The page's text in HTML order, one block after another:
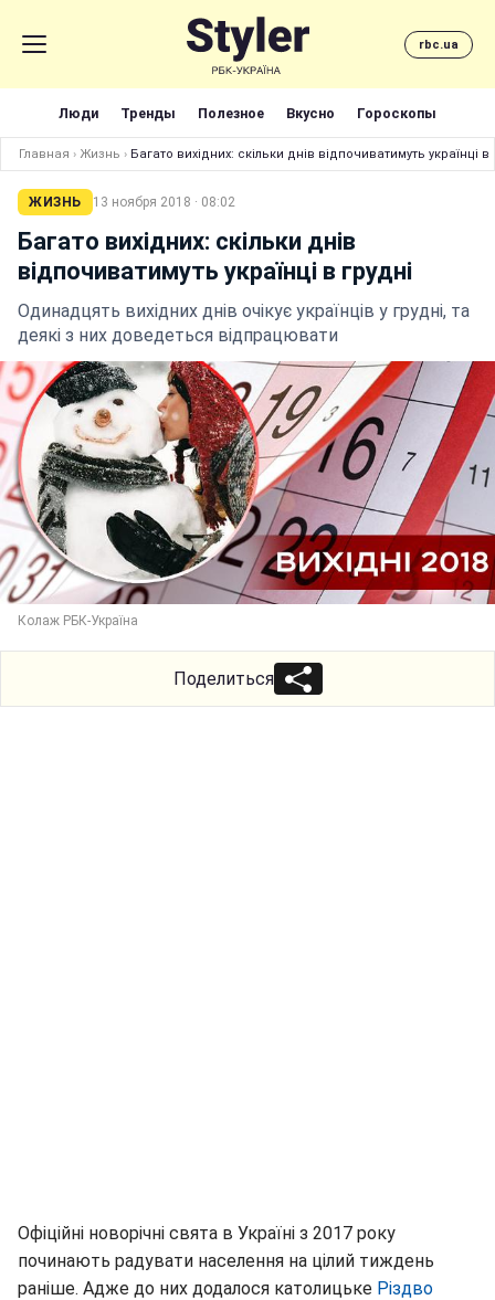
rbc.ua
Люди Тренды Полезное Вкусно Гороскопы
Главная › Жизнь › Багато вихідних: скільки днів відпочиватимуть українці в
ЖИЗНЬ 13 ноября 2018 · 08:02
Багато вихідних: скільки днів
відпочиватимуть українці в грудні
Одинадцять вихідних днів очікує українців у грудні, та
деякі з них доведеться відпрацювати
Колаж РБК-Україна
Поделиться
Офіційні новорічні свята в Україні з 2017 року
починають радувати населення на цілий тиждень
раніше. Адже до них додалося католицьке Різдво